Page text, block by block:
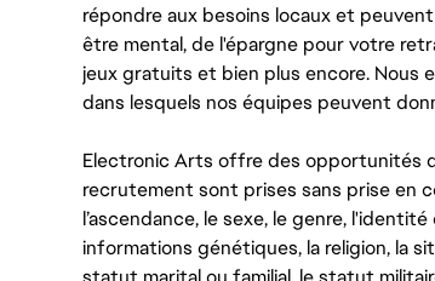
répondre aux besoins locaux et
être mental, de l'épargne pour votre
jeux gratuits et bien plus encore. Nous
dans lesquels nos équipes peuvent
Electronic Arts offre des opportunités
recrutement sont prises sans prise en
l’ascendance, le sexe, le genre,
informations génétiques, la religion, la